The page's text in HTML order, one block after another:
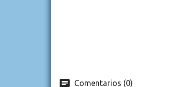
Comentarios (0)